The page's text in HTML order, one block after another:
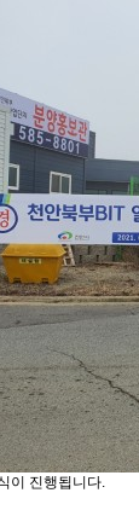
이 진행됩니다.